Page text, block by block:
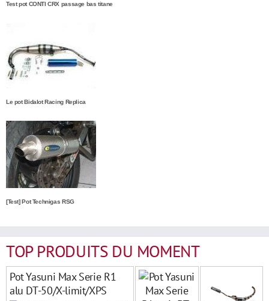
Test pot CONTI CRX passage bas titane
Le pot Bidalot Racing Replica
[Test] Pot Technigas RSG
TOP PRODUITS DU MOMENT
Pot Yasuni Max Serie R1
alu DT-50/X-limit/XPS